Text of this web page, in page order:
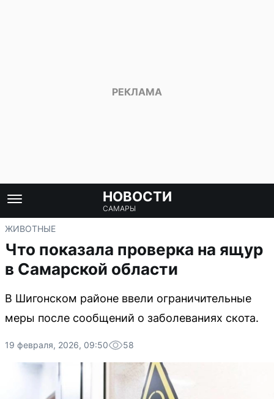
НОВОСТИ
САМАРЫ
ЖИВОТНЫЕ
Что показала проверка на ящур
в Самарской области
В Шигонском районе ввели ограничительные
меры после сообщений о заболеваниях скота.
19 февраля, 2026, 09:50 58